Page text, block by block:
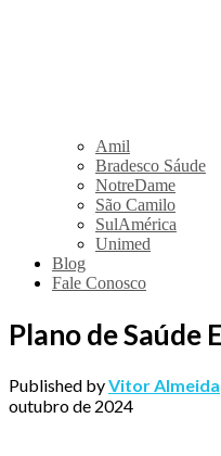
Amil
Bradesco Sáude
NotreDame
São Camilo
SulAmérica
Unimed
Blog
Fale Conosco
Plano de Saúde
Published byVitor Almeida
outubro de 2024